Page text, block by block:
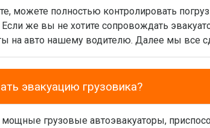
можете полностью контролировать
Если же вы не хотите сопровождать
на авто нашему водителю. Далее мы все
эвакуацию грузовика?
мощные грузовые автоэвакуаторы,